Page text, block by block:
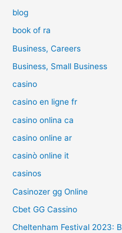
blog
book of ra
Business, Careers
Business, Small Business
casino
casino en ligne fr
casino onlina ca
casino online ar
casinò online it
casinos
Casinozer gg Online
Cbet GG Cassino
Cheltenham Festival 2023: